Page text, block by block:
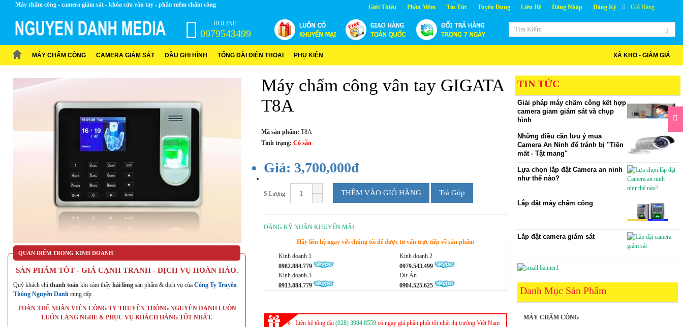
Máy chấm công - camera giám sát - khóa cửa vân tay - phần mềm chấm công Giới Thiệu Phần Mềm Tin Tức Tuyển Dụng Liên Hệ Đăng Nhập Đăng Ký Giỏ Hàng
HOLINE:
0979543499
MÁY CHẤM CÔNG CAMERA GIÁM SÁT ĐẦU GHI HÌNH TỔNG ĐÀI ĐIỆN THOẠI PHỤ KIỆN XẢ KHO - GIẢM GIÁ
QUAN ĐIỂM TRONG KINH DOANH
SẢN PHẨM TỐT - GIÁ CẠNH TRANH - DỊCH VỤ HOÀN HẢO.
Quý khách chỉ thanh toán khi cảm thấy hài lòng sản phẩm & dịch vụ của Công Ty Truyền
Thông Nguyễn Danh cung cấp
TOÀN THỂ NHÂN VIÊN CÔNG TY TRUYỀN THÔNG NGUYỄN DANH LUÔN
LUÔN LẮNG NGHE & PHỤC VỤ KHÁCH HÀNG TỐT NHẤT.
Máy chấm công vân tay GIGATA
T8A
Mã sản phẩm: T8A
Tình trạng: Có sẵn
Giá: 3,700,000đ
S.Lượng THÊM VÀO GIỎ HÀNG Trả Góp
ĐĂNG KÝ NHẬN KHUYẾN MÃI
Hãy liên hệ ngay với chúng tôi để được tư vấn trực tiếp về sản phẩm
Kinh doanh 1
0982.884.779
Kinh doanh 2
0979.543.499
Kinh doanh 3
0913.884.779
Dự Án
0904.525.625
Liên hệ tổng đài (028) 3984.8559 có ngay giá phân phối tốt nhất thị trường Việt Nam
TIN TỨC
Giải pháp máy chấm công kết hợp
camera giam giám sát và chụp
hình
Những điều cần lưu ý mua
Camera An Ninh để tránh bị "Tiền
mất - Tật mang"
Lựa chọn lắp đặt Camera an ninh
như thế nào?
Lắp đặt máy chấm công
Lắp đặt camera giám sát
Danh Mục Sản Phẩm
MÁY CHẤM CÔNG